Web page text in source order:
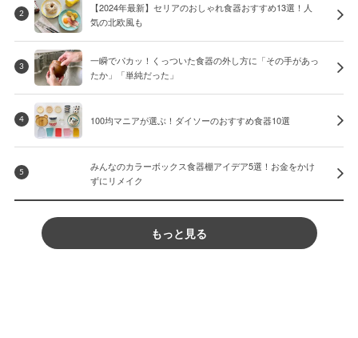
2
【2024年最新】セリアのおしゃれ食器おすすめ13選！人
気の北欧風も
3
一瞬でパカッ！くっついた食器の外し方に「その手があっ
たか」「単純だった」
4 100均マニアが選ぶ！ダイソーのおすすめ食器10選
5
みんなのカラーボックス食器棚アイデア5選！お金をかけ
ずにリメイク
もっと見る